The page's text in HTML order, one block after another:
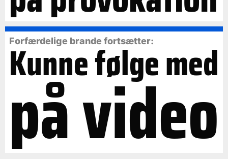
Forfærdelige brande fortsætter:
Kunne følge med
på video